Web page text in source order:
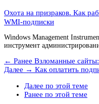
Охота на призраков. Как
WMI-подписки
Windows Management
инструмент
← Ранее Взломанные
Далее → Как оплатить
Далее по этой теме
Ранее по этой теме